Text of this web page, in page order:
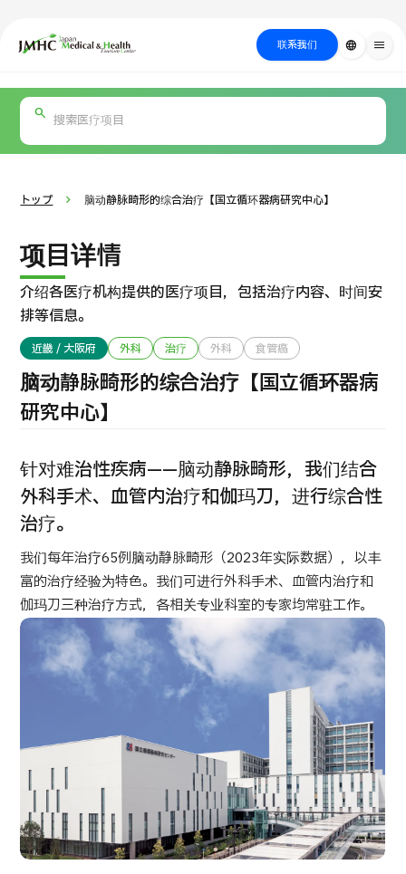
日本医疗健康雅旅中心（JMHC） 联系我们 language menu
关于日本医疗
按部位・疾
病搜索
方法搜索
医疗
TOP
关于JMHC
关于日本医疗
按部位・疾病搜索
按检查・术式・
治疗方法搜索
PICK UP PROGRAM
国际 第二医疗意见（湘南镰仓综合医院）
治療 治療
2026.01.12
トップ 脑动静脉畸形的综合治疗【国立循环器病研究中心】
项目详情
介绍各医疗机构提供的医疗项目，包括治疗内容、时间安
排等信息。
近畿 / 大阪府 外科 治疗 外科 食管癌
脑动静脉畸形的综合治疗【国立循环器病
研究中心】
针对难治性疾病——脑动静脉畸形，我们结合
外科手术、血管内治疗和伽玛刀，进行综合性
治疗。
我们每年治疗65例脑动静脉畸形（2023年实际数据），以丰
富的治疗经验为特色。我们可进行外科手术、血管内治疗和
伽玛刀三种治疗方式，各相关专业科室的专家均常驻工作。